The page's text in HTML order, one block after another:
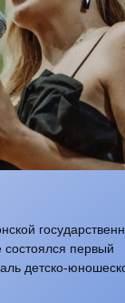
состоялся первый
детско-